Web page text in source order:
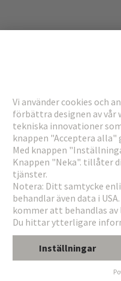
låg
för specialkontakter, se de
till dotterkort